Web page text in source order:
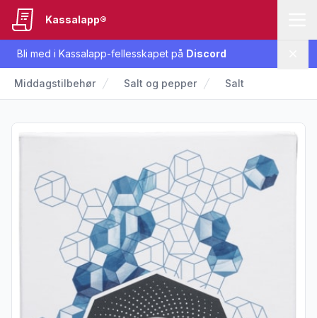
Bli med i Kassalapp-fellesskapet på Discord
Kassalapp®
Middagstilbehør Salt og pepper Salt